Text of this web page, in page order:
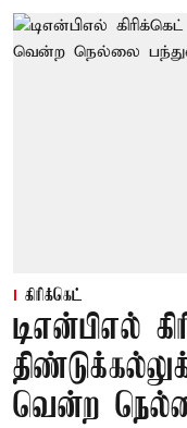
கிரிக்கெட்
டிஎன்பிஎல்
வென்ற